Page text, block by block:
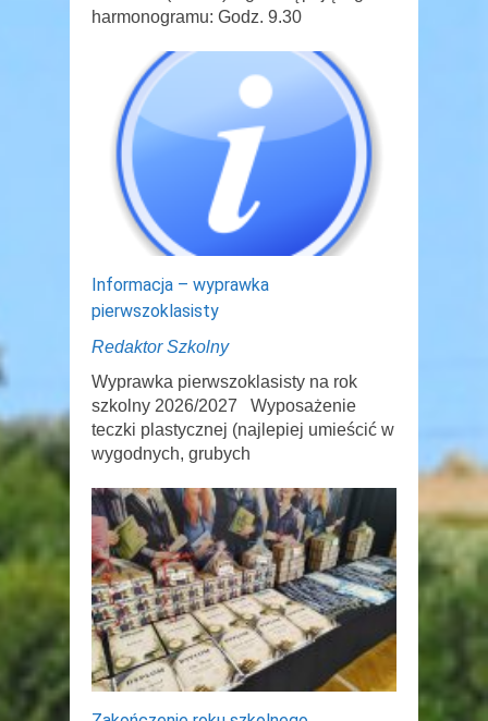
harmonogramu: Godz. 9.30
Informacja – wyprawka
pierwszoklasisty
Redaktor Szkolny
Wyprawka pierwszoklasisty na rok
szkolny 2026/2027 Wyposażenie
teczki plastycznej (najlepiej umieścić w
wygodnych, grubych